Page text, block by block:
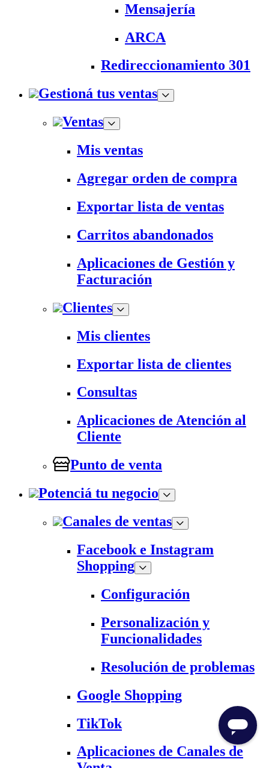
Mensajería
ARCA
Redireccionamiento 301
Gestioná tus ventas
Ventas
Mis ventas
Agregar orden de compra
Exportar lista de ventas
Carritos abandonados
Aplicaciones de Gestión y
Facturación
Clientes
Mis clientes
Exportar lista de clientes
Consultas
Aplicaciones de Atención al
Cliente
Punto de venta
Potenciá tu negocio
Canales de ventas
Facebook e Instagram
Shopping
Configuración
Personalización y
Funcionalidades
Resolución de problemas
Google Shopping
TikTok
Aplicaciones de Canales de